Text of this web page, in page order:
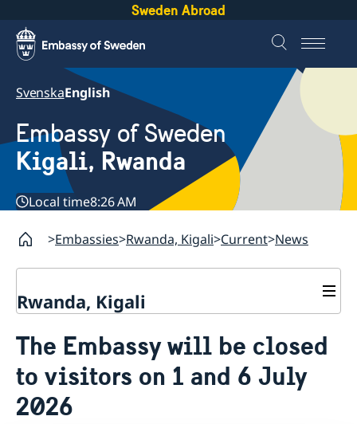
Sweden Abroad
SvenskaEnglish
Embassy of Sweden
Kigali, Rwanda
Local time8:26 AM
Embassies Rwanda, Kigali Current News
Rwanda, Kigali
About us
Embassy Staff
Current
News
The Embassy will be closed
to visitors on 1 and 6 July
2026